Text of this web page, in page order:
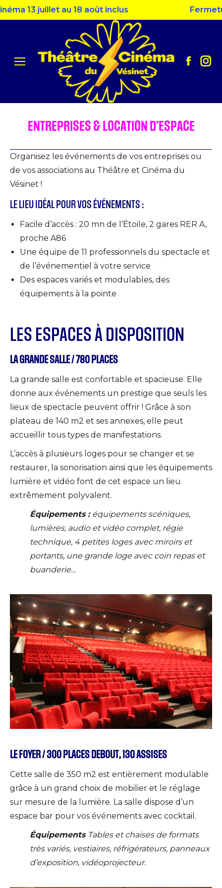
13 juillet au 18 août inclus Fermeture
in
window
in
ENTREPRISES & LOCATION D’ESPACE
Organisez les événements de vos entreprises ou
de vos associations au Théâtre et Cinéma du
Vésinet !
LE LIEU IDÉAL POUR VOS ÉVÉNEMENTS :
Facile d’accès : 20 mn de l’Étoile, 2 gares RER A,
proche A86
Une équipe de 11 professionnels du spectacle et
de l’événementiel à votre service
Des espaces variés et modulables, des
équipements à la pointe
LES ESPACES À DISPOSITION
LA GRANDE SALLE / 780 PLACES
La grande salle est confortable et spacieuse. Elle
donne aux événements un prestige que seuls les
lieux de spectacle peuvent offrir ! Grâce à son
plateau de 140 m2 et ses annexes, elle peut
accueillir tous types de manifestations.
L’accès à plusieurs loges pour se changer et se
restaurer, la sonorisation ainsi que les équipements
lumière et vidéo font de cet espace un lieu
extrêmement polyvalent.
Équipements : équipements scéniques,
lumières, audio et vidéo complet, régie
technique, 4 petites loges avec miroirs et
portants, une grande loge avec coin repas et
buanderie…
LE FOYER / 300 PLACES DEBOUT, 130 ASSISES
Cette salle de 350 m2 est entièrement modulable
grâce à un grand choix de mobilier et le réglage
sur mesure de la lumière. La salle dispose d’un
espace bar pour vos événements avec cocktail.
Équipements Tables et chaises de formats
très variés, vestiaires, réfrigérateurs, panneaux
d’exposition, vidéoprojecteur.